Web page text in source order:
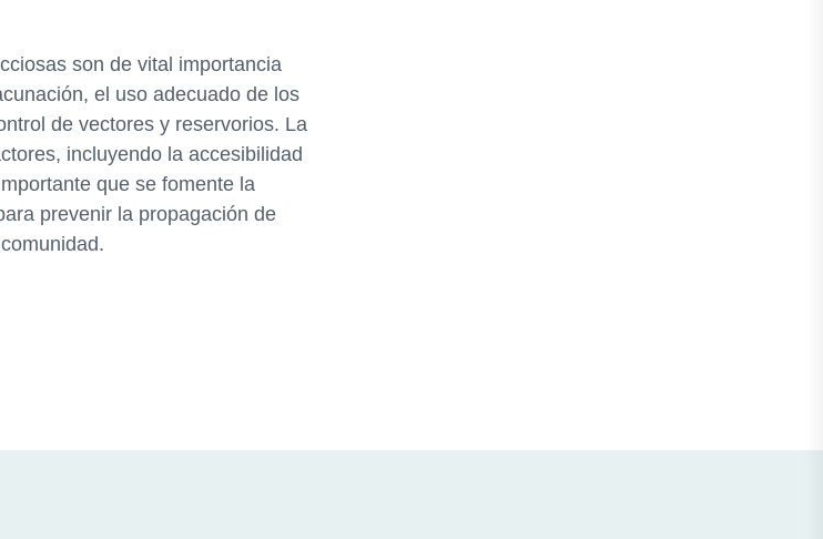
son de vital importancia
el uso adecuado de los
de vectores y reservorios. La
incluyendo la accesibilidad
que se fomente la
prevenir la propagación de